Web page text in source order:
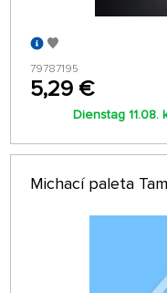
79787195
5,29 €
Dienstag
Michací paleta